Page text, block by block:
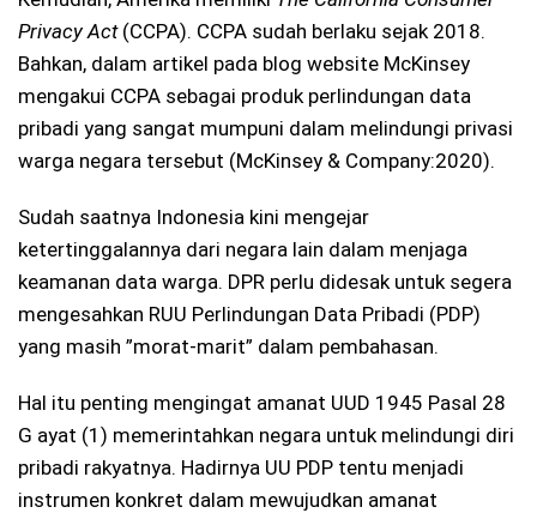
Privacy Act(CCPA). CCPA sudah berlaku sejak 2018.
Bahkan, dalam artikel pada blog website McKinsey
mengakui CCPA sebagai produk perlindungan data
pribadi yang sangat mumpuni dalam melindungi privasi
warga negara tersebut (McKinsey & Company:2020).
Sudah saatnya Indonesia kini mengejar
ketertinggalannya dari negara lain dalam menjaga
keamanan data warga. DPR perlu didesak untuk segera
mengesahkan RUU Perlindungan Data Pribadi (PDP)
yang masih ”morat-marit” dalam pembahasan.
Hal itu penting mengingat amanat UUD 1945 Pasal 28
G ayat (1) memerintahkan negara untuk melindungi diri
pribadi rakyatnya. Hadirnya UU PDP tentu menjadi
instrumen konkret dalam mewujudkan amanat